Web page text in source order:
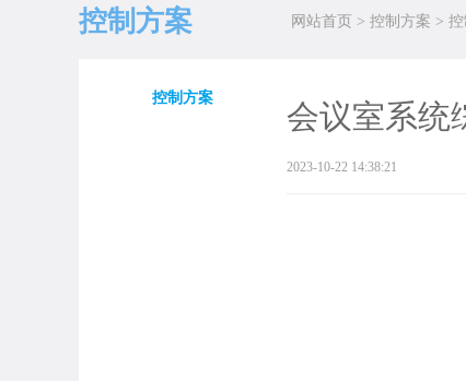
控制方案 网站首页 > 控制方案 >
控制方案
会议室系统
2023-10-22 14:38:21